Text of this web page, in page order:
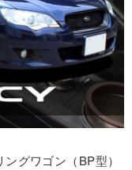
グワゴン（BP型）